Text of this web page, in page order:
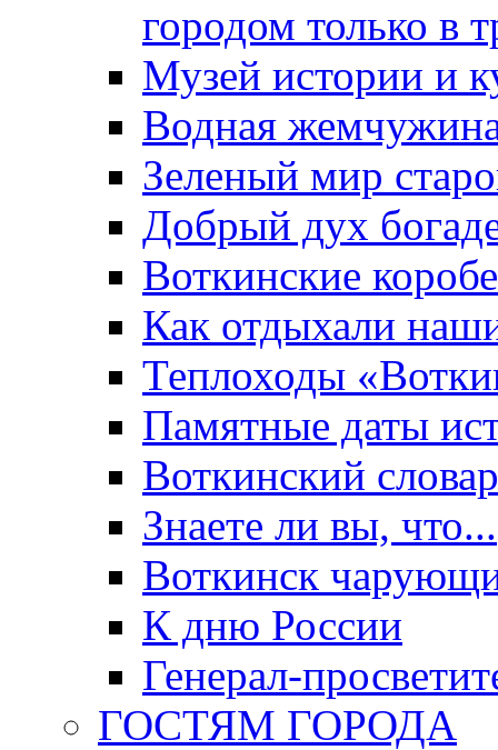
городом только в
Музей истории и
Водная
Зеленый мир
Добрый дух
Воткинские
Как отдыхали
Теплоходы
Памятные даты
Воткинский
Знаете ли вы, что...
Воткинск
К дню России
Генерал-
ГОСТЯМ ГОРОДА